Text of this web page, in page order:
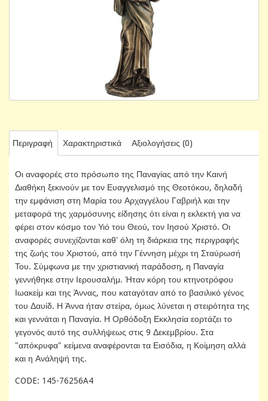
Περιγραφή Χαρακτηριστικά Αξιολογήσεις (0)
Οι αναφορές στο πρόσωπο της Παναγίας από την Καινή
Διαθήκη ξεκινούν με τον Ευαγγελισμό της Θεοτόκου, δηλαδή
την εμφάνιση στη Μαρία του Αρχαγγέλου Γαβριήλ και την
μεταφορά της χαρμόσυνης είδησης ότι είναι η εκλεκτή για να
φέρει στον κόσμο τον Υιό του Θεού, τον Ιησού Χριστό. Οι
αναφορές συνεχίζονται καθ' όλη τη διάρκεια της περιγραφής
της ζωής του Χριστού, από την Γέννηση μέχρι τη Σταύρωσή
Του. Σύμφωνα με την χριστιανική παράδοση, η Παναγία
γεννήθηκε στην Ιερουσαλήμ. Ήταν κόρη του κτηνοτρόφου
Ιωακείμ και της Άννας, που καταγόταν από το βασιλικό γένος
του Δαυίδ. Η Άννα ήταν στείρα, όμως λύνεται η στειρότητα της
και γεννάται η Παναγία. Η Ορθόδοξη Εκκλησία εορτάζει το
γεγονός αυτό της συλλήψεως στις 9 Δεκεμβρίου. Στα
"απόκρυφα" κείμενα αναφέρονται τα Εισόδια, η Κοίμηση αλλά
και η Ανάληψή της.
CODE: 145-76256A4